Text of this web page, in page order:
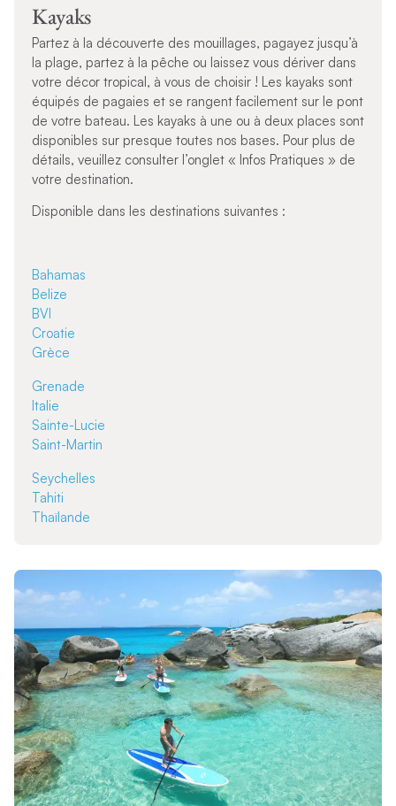
Kayaks
Partez à la découverte des mouillages, pagayez jusqu’à
la plage, partez à la pêche ou laissez vous dériver dans
votre décor tropical, à vous de choisir ! Les kayaks sont
équipés de pagaies et se rangent facilement sur le pont
de votre bateau. Les kayaks à une ou à deux places sont
disponibles sur presque toutes nos bases. Pour plus de
détails, veuillez consulter l’onglet « Infos Pratiques » de
votre destination.
Disponible dans les destinations suivantes :
Bahamas
Belize
BVI
Croatie
Grèce
Grenade
Italie
Sainte-Lucie
Saint-Martin
Seychelles
Tahiti
Thaïlande